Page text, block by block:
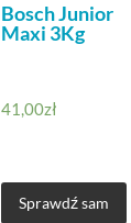
Bosch Junior
Maxi 3Kg
41,00zł
Sprawdź sam